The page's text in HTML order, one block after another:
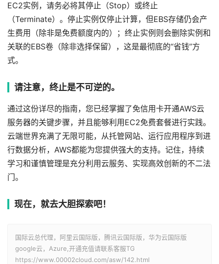
EC2实例，请务必将其停止（Stop）或终止
（Terminate）。停止实例仅停止计算，但EBS存储仍会产
生费用（除非是免费额度内的）；终止实例则会删除实例和
关联的EBS卷（除非选择保留），这是最彻底的“省钱”方
式。
请注意，终止是不可逆的。
通过这份详尽的指南，您已经掌握了免信用卡开通AWS云
服务器的关键步骤，并且能够利用EC2免费套餐进行实践。
云端世界充满了无限可能，从托管网站、运行应用程序到进
行数据分析，AWS都能为您提供强大的支持。记住，持续
学习和谨慎管理是充分利用云服务、实现高效创新的不二法
门。
现在，就去大胆探索吧！
国际云总代理，阿里云国际版，腾讯云国际版，华为云国际版
google云，Azure,开通充值请联系客服TG
https://www.00002cloud.com/asw/142.html